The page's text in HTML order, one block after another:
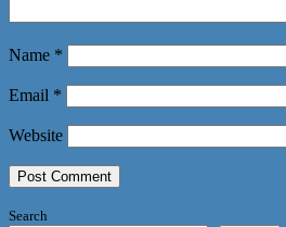
Name *
Email *
Website
Search